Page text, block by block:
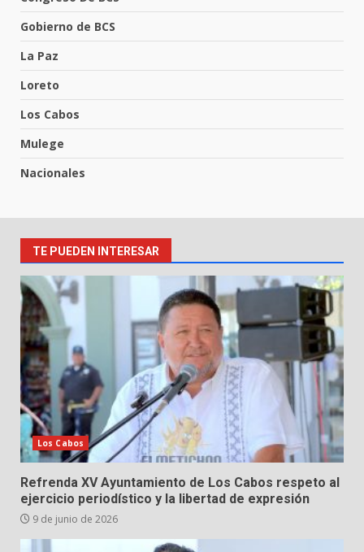
Gobierno de BCS
La Paz
Loreto
Los Cabos
Mulege
Nacionales
TE PUEDEN INTERESAR
Los Cabos
Refrenda XV Ayuntamiento de Los Cabos respeto al
ejercicio periodístico y la libertad de expresión
9 de junio de 2026